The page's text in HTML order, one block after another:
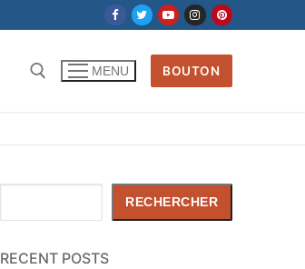
MENU BOUTON
RECHERCHER
RECENT POSTS